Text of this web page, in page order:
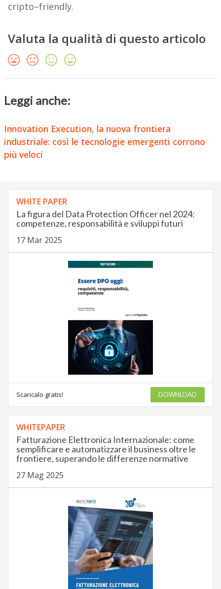
cripto–friendly.
Valuta la qualità di questo articolo
Leggi anche:
Innovation Execution, la nuova frontiera
industriale: così le tecnologie emergenti corrono
più veloci
WHITE PAPER
La figura del Data Protection Officer nel 2024:
competenze, responsabilità e sviluppi futuri
17 Mar 2025
Scaricalo gratis! DOWNLOAD
WHITEPAPER
Fatturazione Elettronica Internazionale: come
semplificare e automatizzare il business oltre le
frontiere, superando le differenze normative
27 Mag 2025